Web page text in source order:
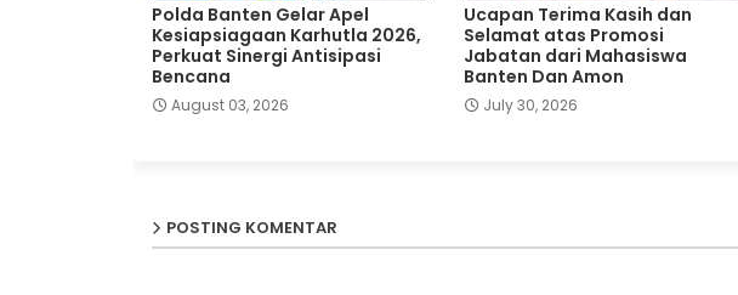
Polda Banten Gelar Apel
Kesiapsiagaan Karhutla 2026,
Perkuat Sinergi Antisipasi
Bencana
August 03, 2026
Ucapan Terima Kasih dan
Selamat atas Promosi
Jabatan dari Mahasiswa
Banten Dan Amon
July 30, 2026
POSTING KOMENTAR